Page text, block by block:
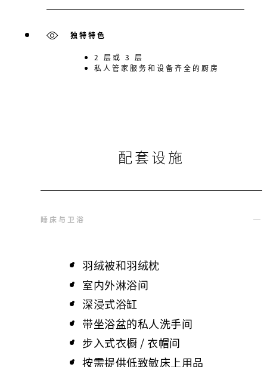
独特特色
2 层或 3 层
私人管家服务和设备齐全的厨房
配套设施
睡床与卫浴
羽绒被和羽绒枕
室内外淋浴间
深浸式浴缸
带坐浴盆的私人洗手间
步入式衣橱 / 衣帽间
按需提供低致敏床上用品